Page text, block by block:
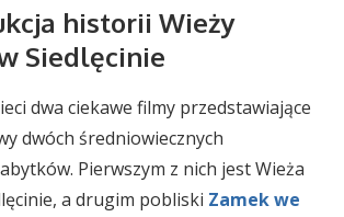
historii Wieży
Siedlęcinie
dwa ciekawe filmy przedstawiające
dwóch średniowiecznych
Pierwszym z nich jest Wieża
a drugim pobliski Zamek we